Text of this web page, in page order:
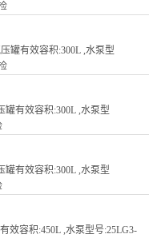
罐有效容积:300L ,水泵型
罐有效容积:300L ,水泵型
罐有效容积:300L ,水泵型
效容积:450L ,水泵型号:25LG3-